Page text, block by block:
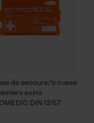
de secours/trousse
soins
DIN 13157